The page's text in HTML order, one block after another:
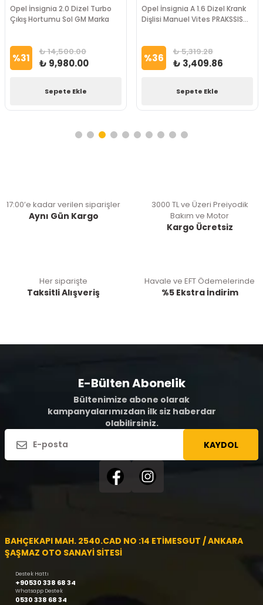
Opel İnsignia 2.0 Dizel Turbo
Çıkış Hortumu Sol GM Marka
%31 ₺ 14,500.00
₺ 9,980.00
Sepete Ekle
Opel İnsignia A 1.6 Dizel Krank
Dişlisi Manuel Vites PRAKSSIS
%36 ₺ 5,319.28
₺ 3,409.86
Sepete Ekle
17:00’e kadar verilen siparişler
Aynı Gün Kargo
3000 TL ve Üzeri Preiyodik
Bakım ve Motor
Kargo Ücretsiz
Her siparişte
Taksitli Alışveriş
Havale ve EFT Ödemelerinde
%5 Ekstra İndirim
E-Bülten Abonelik
Bültenimize abone olarak
kampanyalarımızdan ilk siz haberdar
olabilirsiniz.
KAYDOL
BAHÇEKAPI MAH. 2540.CAD NO :14 ETİMESGUT / ANKARA
ŞAŞMAZ OTO SANAYİ SİTESİ
Destek Hattı
+90530 338 68 34
Whatsapp Destek
0530 338 68 34